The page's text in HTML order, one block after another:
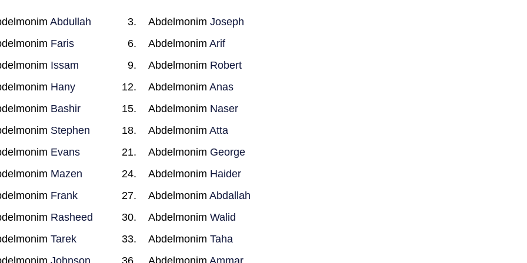
Abdullah AbdelmonimJoseph
Faris AbdelmonimArif
Issam Abdelmonim Robert
Hany AbdelmonimAnas
Bashir Abdelmonim Naser
Stephen AbdelmonimAtta
Evans Abdelmonim George
Mazen Abdelmonim Haider
Frank AbdelmonimAbdallah
Rasheed AbdelmonimWalid
Tarek AbdelmonimTaha
Johnson Abdelmonim Ammar